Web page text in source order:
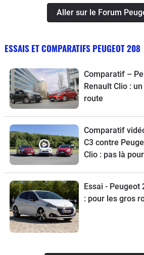
Aller sur le Forum
ESSAIS ET COMPARATIFS PEUGEOT 208
Comparatif –
Renault Clio :
route
Comparatif
C3 contre
Clio : pas là
Essai - Peugeot
: pour les gros